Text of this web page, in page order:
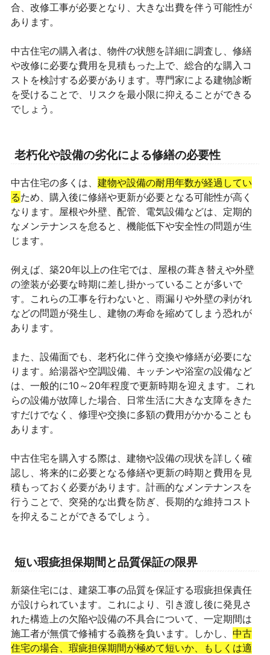
合、改修工事が必要となり、大きな出費を伴う可能性が
あります。
中古住宅の購入者は、物件の状態を詳細に調査し、修繕
や改修に必要な費用を見積もった上で、総合的な購入コ
ストを検討する必要があります。専門家による建物診断
を受けることで、リスクを最小限に抑えることができる
でしょう。
老朽化や設備の劣化による修繕の必要性
中古住宅の多くは、 建物や設備の耐用年数が経過してい
るため、購入後に修繕や更新が必要となる可能性が高く
なります。屋根や外壁、配管、電気設備などは、定期的
なメンテナンスを怠ると、機能低下や安全性の問題が生
じます。
例えば、築20年以上の住宅では、屋根の葺き替えや外壁
の塗装が必要な時期に差し掛かっていることが多いで
す。これらの工事を行わないと、雨漏りや外壁の剥がれ
などの問題が発生し、建物の寿命を縮めてしまう恐れが
あります。
また、設備面でも、老朽化に伴う交換や修繕が必要にな
ります。給湯器や空調設備、キッチンや浴室の設備など
は、一般的に10～20年程度で更新時期を迎えます。これ
らの設備が故障した場合、日常生活に大きな支障をきた
すだけでなく、修理や交換に多額の費用がかかることも
あります。
中古住宅を購入する際は、建物や設備の現状を詳しく確
認し、将来的に必要となる修繕や更新の時期と費用を見
積もっておく必要があります。計画的なメンテナンスを
行うことで、突発的な出費を防ぎ、長期的な維持コスト
を抑えることができるでしょう。
短い瑕疵担保期間と品質保証の限界
新築住宅には、建築工事の品質を保証する瑕疵担保責任
が設けられています。これにより、引き渡し後に発見さ
れた構造上の欠陥や設備の不具合について、一定期間は
施工者が無償で修補する義務を負います。しかし、 中古
住宅の場合、瑕疵担保期間が極めて短いか、もしくは適